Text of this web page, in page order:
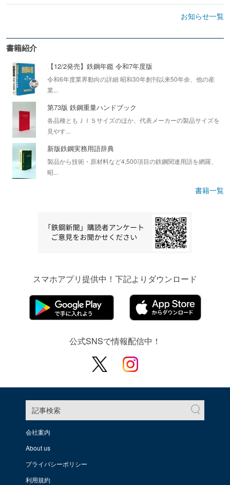
お知らせ一覧
書籍紹介
【12/2発売】鉄鋼年鑑 令和7年度版
令和6年度業界動向の詳細 昭和30年創刊以来50年余、他の産
業...
第73版 鉄鋼重量ハンドブック
各品種ともＪＩＳサイズのほか、代表メーカーの製品サイズを
見やす...
新版鉄鋼実務用語辞典
製品から技術・原材料など4,500項目の鉄鋼関連用語を網羅、
昭...
書籍一覧
スマホアプリ提供中！下記よりダウンロード
公式SNSで情報配信中！
記事検索
会社案内
About us
プライバシーポリシー
利用規約